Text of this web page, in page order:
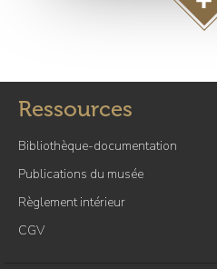
A
c
Ressources
Bibliothèque-documentation
Publications du musée
Règlement intérieur
CGV